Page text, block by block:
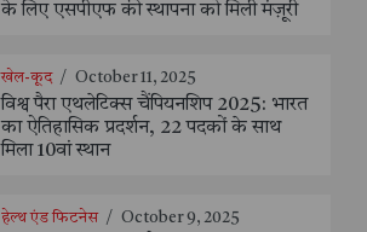
के लिए एसपीएफ की स्थापना को मिली मंज़ूरी
खेल-कूद / October 11, 2025
विश्व पैरा एथलेटिक्स चैंपियनशिप 2025: भारत
का ऐतिहासिक प्रदर्शन, 22 पदकों के साथ
मिला 10वां स्थान
हेल्थ एंड फिटनेस / October 9, 2025